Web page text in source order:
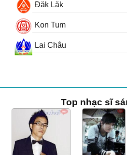
Đăk Lăk
Kon Tum
Lai Châu
Top nhạc sĩ